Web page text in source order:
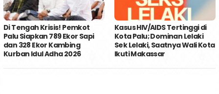
Di Tengah Krisis! Pemkot
Palu Siapkan 789 Ekor Sapi
dan 328 Ekor Kambing
Kurban Idul Adha 2026
Kasus HIV/AIDS Tertinggi di
Kota Palu; Dominan Lelaki
Sek Lelaki, Saatnya Wali Kota
Ikuti Makassar